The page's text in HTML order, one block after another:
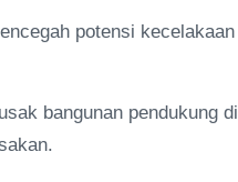
potensi kecelakaan
bangunan pendukung di